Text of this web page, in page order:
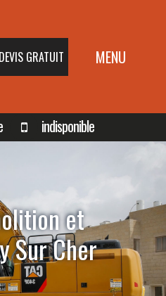
DEVIS GRATUIT MENU
indisponible
et
Sur Cher